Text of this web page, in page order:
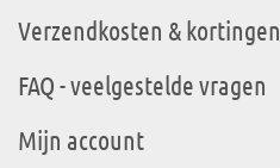
Verzendkosten & kortingen
FAQ - veelgestelde vragen
Mijn account